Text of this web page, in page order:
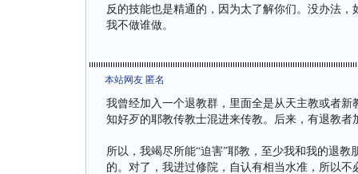
反的技能也是精通的，因为太了解你们。没办法
我不做谁做。
本站网友 匿名
我曾经加入一个退教群，里面全是从天主教或者
知好歹的耶教传教士混进来传教。后来，有退教
所以，我竭尽所能“迫害”耶教，至少我和我的退
的。对了，我进过修院，自认有相当水准，所以